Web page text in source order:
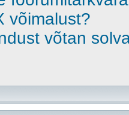
võimalust?
võtan